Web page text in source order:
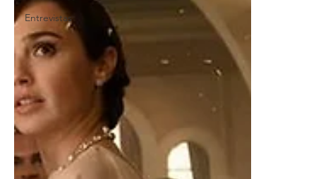
Entrevistas